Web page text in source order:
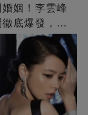
姻！李雲峰
底爆發，原